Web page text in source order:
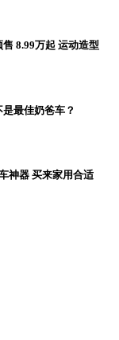
8.99万起 运动造型
最佳奶爸车？
神器 买来家用合适